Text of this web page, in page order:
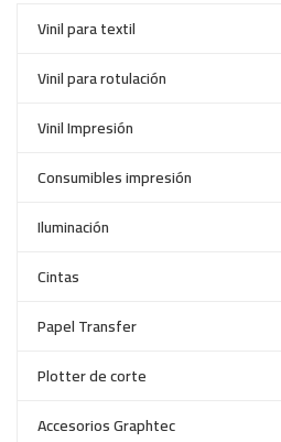
Vinil para textil
Vinil para rotulación
Vinil Impresión
Consumibles impresión
Iluminación
Cintas
Papel Transfer
Plotter de corte
Accesorios Graphtec